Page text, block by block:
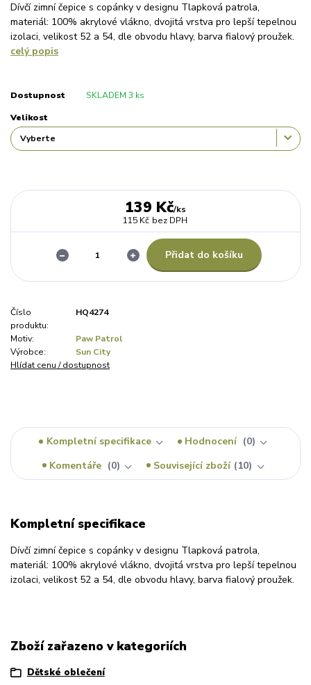
Dívčí zimní čepice s copánky v designu Tlapková patrola,
materiál: 100% akrylové vlákno, dvojitá vrstva pro lepší tepelnou
izolaci, velikost 52 a 54, dle obvodu hlavy, barva fialový proužek.
celý popis
Dostupnost SKLADEM 3 ks
Velikost
139 Kč/ks
115 Kč bez DPH
Přidat do košíku
Číslo
produktu:
HQ4274
Motiv:
Paw Patrol
Výrobce:
Sun City
Hlídat cenu / dostupnost
Kompletní specifikace Hodnocení
0
Komentáře
0 Související zboží 10
Kompletní specifikace
Dívčí zimní čepice s copánky v designu Tlapková patrola,
materiál: 100% akrylové vlákno, dvojitá vrstva pro lepší tepelnou
izolaci, velikost 52 a 54, dle obvodu hlavy, barva fialový proužek.
Zboží zařazeno v kategoriích
Dětské oblečení